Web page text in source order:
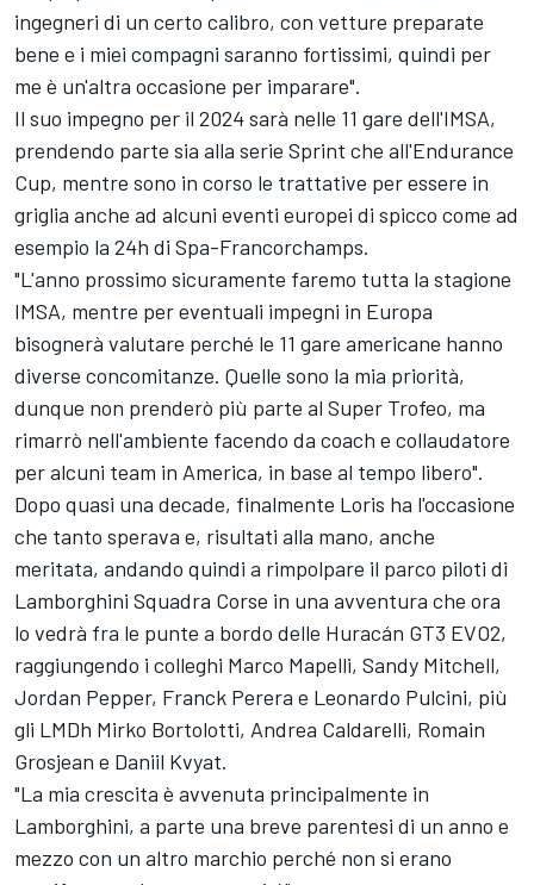
ingegneri di un certo calibro, con vetture preparate
bene e i miei compagni saranno fortissimi, quindi per
me è un'altra occasione per imparare".
Il suo impegno per il 2024 sarà nelle 11 gare dell'IMSA,
prendendo parte sia alla serie Sprint che all'Endurance
Cup, mentre sono in corso le trattative per essere in
griglia anche ad alcuni eventi europei di spicco come ad
esempio la 24h di Spa-Francorchamps.
"L'anno prossimo sicuramente faremo tutta la stagione
IMSA, mentre per eventuali impegni in Europa
bisognerà valutare perché le 11 gare americane hanno
diverse concomitanze. Quelle sono la mia priorità,
dunque non prenderò più parte al Super Trofeo, ma
rimarrò nell'ambiente facendo da coach e collaudatore
per alcuni team in America, in base al tempo libero".
Dopo quasi una decade, finalmente Loris ha l'occasione
che tanto sperava e, risultati alla mano, anche
meritata, andando quindi a rimpolpare il parco piloti di
Lamborghini Squadra Corse in una avventura che ora
lo vedrà fra le punte a bordo delle Huracán GT3 EVO2,
raggiungendo i colleghi Marco Mapelli, Sandy Mitchell,
Jordan Pepper, Franck Perera e Leonardo Pulcini, più
gli LMDh Mirko Bortolotti, Andrea Caldarelli, Romain
Grosjean e Daniil Kvyat.
"La mia crescita è avvenuta principalmente in
Lamborghini, a parte una breve parentesi di un anno e
mezzo con un altro marchio perché non si erano